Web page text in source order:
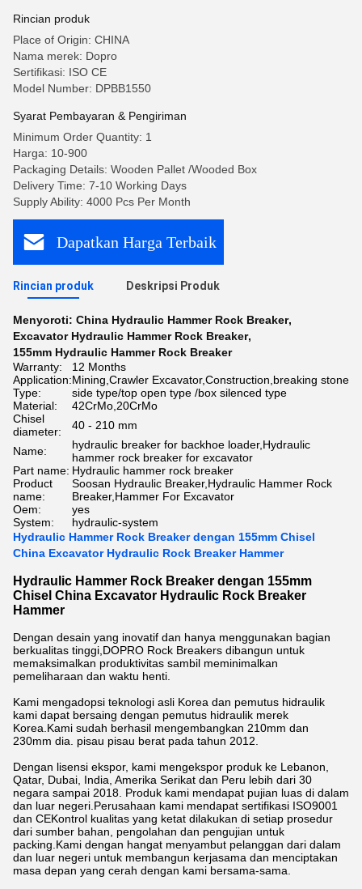
Rincian produk
Place of Origin: CHINA
Nama merek: Dopro
Sertifikasi: ISO CE
Model Number: DPBB1550
Syarat Pembayaran & Pengiriman
Minimum Order Quantity: 1
Harga: 10-900
Packaging Details: Wooden Pallet /Wooded Box
Delivery Time: 7-10 Working Days
Supply Ability: 4000 Pcs Per Month
Dapatkan Harga Terbaik
Rincian produk Deskripsi Produk
Menyoroti: China Hydraulic Hammer Rock Breaker,
Excavator Hydraulic Hammer Rock Breaker,
155mm Hydraulic Hammer Rock Breaker
Warranty:
12 Months
Application:Mining,Crawler Excavator,Construction,breaking stone
Type:
side type/top open type /box silenced type
Material:
42CrMo,20CrMo
Chisel
diameter:
40 - 210 mm
Name:
hydraulic breaker for backhoe loader,Hydraulic
hammer rock breaker for excavator
Part name: Hydraulic hammer rock breaker
Product
name:
Soosan Hydraulic Breaker,Hydraulic Hammer Rock
Breaker,Hammer For Excavator
Oem:
yes
System:
hydraulic-system
Hydraulic Hammer Rock Breaker dengan 155mm Chisel
China Excavator Hydraulic Rock Breaker Hammer
Hydraulic Hammer Rock Breaker dengan 155mm
Chisel China Excavator Hydraulic Rock Breaker
Hammer
Dengan desain yang inovatif dan hanya menggunakan bagian
berkualitas tinggi,DOPRO Rock Breakers dibangun untuk
memaksimalkan produktivitas sambil meminimalkan
pemeliharaan dan waktu henti.
Kami mengadopsi teknologi asli Korea dan pemutus hidraulik
kami dapat bersaing dengan pemutus hidraulik merek
Korea.Kami sudah berhasil mengembangkan 210mm dan
230mm dia. pisau pisau berat pada tahun 2012.
Dengan lisensi ekspor, kami mengekspor produk ke Lebanon,
Qatar, Dubai, India, Amerika Serikat dan Peru lebih dari 30
negara sampai 2018. Produk kami mendapat pujian luas di dalam
dan luar negeri.Perusahaan kami mendapat sertifikasi ISO9001
dan CEKontrol kualitas yang ketat dilakukan di setiap prosedur
dari sumber bahan, pengolahan dan pengujian untuk
packing.Kami dengan hangat menyambut pelanggan dari dalam
dan luar negeri untuk membangun kerjasama dan menciptakan
masa depan yang cerah dengan kami bersama-sama.